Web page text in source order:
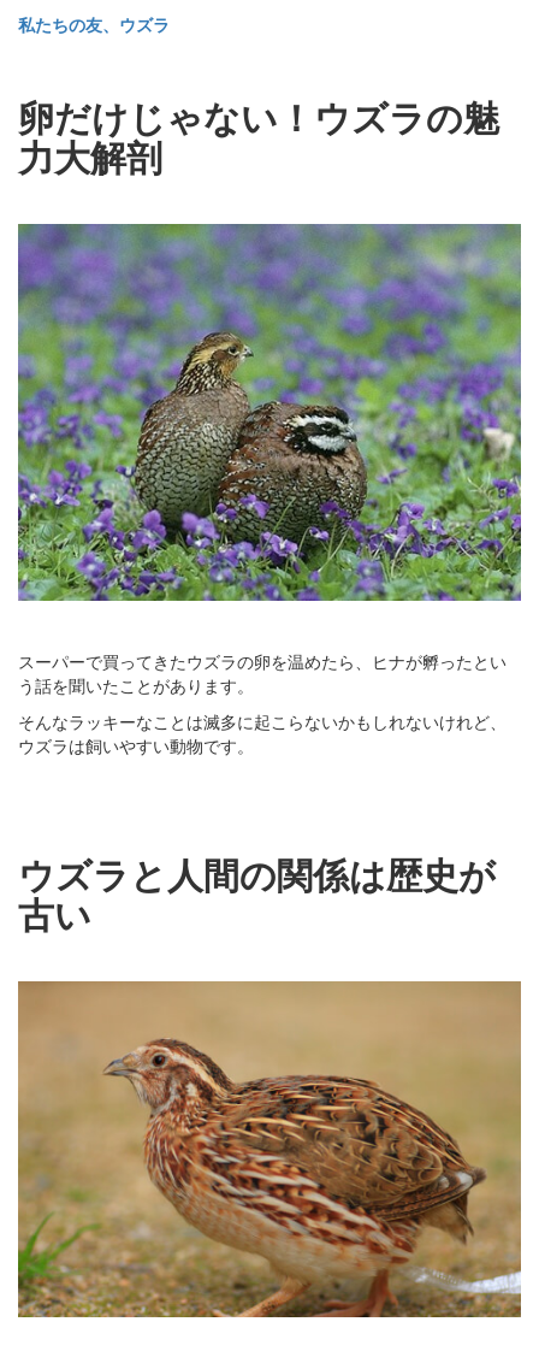
私たちの友、ウズラ
卵だけじゃない！ウズラの魅
力大解剖
スーパーで買ってきたウズラの卵を温めたら、ヒナが孵ったとい
う話を聞いたことがあります。
そんなラッキーなことは滅多に起こらないかもしれないけれど、
ウズラは飼いやすい動物です。
ウズラと人間の関係は歴史が
古い